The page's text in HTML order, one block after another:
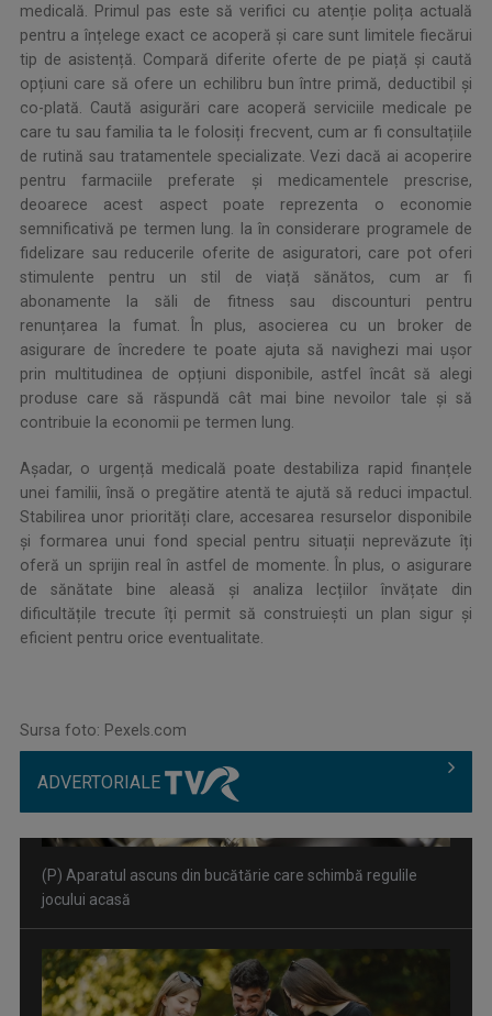
medicală. Primul pas este să verifici cu atenție polița actuală
pentru a înțelege exact ce acoperă și care sunt limitele fiecărui
tip de asistență. Compară diferite oferte de pe piață și caută
opțiuni care să ofere un echilibru bun între primă, deductibil și
co-plată. Caută asigurări care acoperă serviciile medicale pe
care tu sau familia ta le folosiți frecvent, cum ar fi consultațiile
de rutină sau tratamentele specializate. Vezi dacă ai acoperire
pentru farmaciile preferate și medicamentele prescrise,
deoarece acest aspect poate reprezenta o economie
semnificativă pe termen lung. Ia în considerare programele de
fidelizare sau reducerile oferite de asiguratori, care pot oferi
stimulente pentru un stil de viață sănătos, cum ar fi
abonamente la săli de fitness sau discounturi pentru
renunțarea la fumat. În plus, asocierea cu un broker de
asigurare de încredere te poate ajuta să navighezi mai ușor
prin multitudinea de opțiuni disponibile, astfel încât să alegi
produse care să răspundă cât mai bine nevoilor tale și să
contribuie la economii pe termen lung.
Așadar, o urgență medicală poate destabiliza rapid finanțele
unei familii, însă o pregătire atentă te ajută să reduci impactul.
Stabilirea unor priorități clare, accesarea resurselor disponibile
și formarea unui fond special pentru situații neprevăzute îți
oferă un sprijin real în astfel de momente. În plus, o asigurare
de sănătate bine aleasă și analiza lecțiilor învățate din
dificultățile trecute îți permit să construiești un plan sigur și
eficient pentru orice eventualitate.
Sursa foto: Pexels.com
ADVERTORIALE